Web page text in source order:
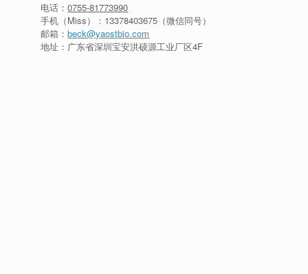
电话：0755-81773990
手机（Miss）： 13378403675 （微信同号）
邮箱：beck@yaostbio.com
地址：广东省深圳宝安洪硕源工业厂区4F